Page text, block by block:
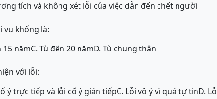
tích và không xét lỗi của việc dẫn đến chết người
vu khống là:
15 nămC. Tù đến 20 nămD. Tù chung thân
với lỗi:
ý trực tiếp và lỗi cố ý gián tiếpC. Lỗi vô ý vì quá tự tinD.